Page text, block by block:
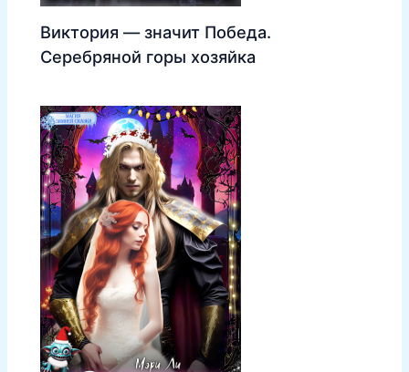
Виктория — значит Победа.
Серебряной горы хозяйка